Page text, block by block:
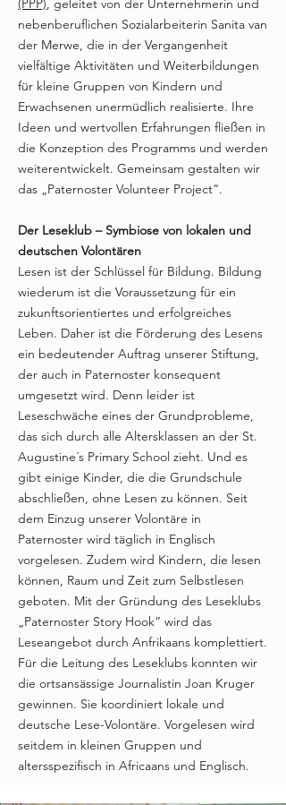
(PPP), geleitet von der Unternehmerin und
nebenberuflichen Sozialarbeiterin Sanita van
der Merwe, die in der Vergangenheit
vielfältige Aktivitäten und Weiterbildungen
für kleine Gruppen von Kindern und
Erwachsenen unermüdlich realisierte. Ihre
Ideen und wertvollen Erfahrungen fließen in
die Konzeption des Programms und werden
weiterentwickelt. Gemeinsam gestalten wir
das „Paternoster Volunteer Project“.
Der Leseklub – Symbiose von lokalen und
deutschen Volontären
Lesen ist der Schlüssel für Bildung. Bildung
wiederum ist die Voraussetzung für ein
zukunftsorientiertes und erfolgreiches
Leben. Daher ist die Förderung des Lesens
ein bedeutender Auftrag unserer Stiftung,
der auch in Paternoster konsequent
umgesetzt wird. Denn leider ist
Leseschwäche eines der Grundprobleme,
das sich durch alle Altersklassen an der St.
Augustine´s Primary School zieht. Und es
gibt einige Kinder, die die Grundschule
abschließen, ohne Lesen zu können. Seit
dem Einzug unserer Volontäre in
Paternoster wird täglich in Englisch
vorgelesen. Zudem wird Kindern, die lesen
können, Raum und Zeit zum Selbstlesen
geboten. Mit der Gründung des Leseklubs
„Paternoster Story Hook“ wird das
Leseangebot durch Anfrikaans komplettiert.
Für die Leitung des Leseklubs konnten wir
die ortsansässige Journalistin Joan Kruger
gewinnen. Sie koordiniert lokale und
deutsche Lese-Volontäre. Vorgelesen wird
seitdem in kleinen Gruppen und
altersspezifisch in Africaans und Englisch.